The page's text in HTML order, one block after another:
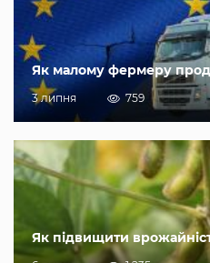
Як малому фермеру
3 липня 759
Як підвищити